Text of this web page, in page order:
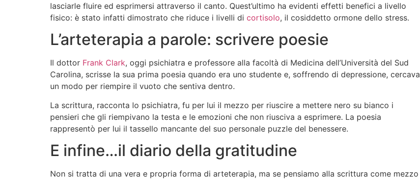
lasciarle fluire ed esprimersi attraverso il canto. Quest’ultimo ha evidenti effetti benefici a livello
fisico: è stato infatti dimostrato che riduce i livelli di cortisolo, il cosiddetto ormone dello stress.
L’arteterapia a parole: scrivere poesie
Il dottor Frank Clark, oggi psichiatra e professore alla facoltà di Medicina dell’Università del Sud
Carolina, scrisse la sua prima poesia quando era uno studente e, soffrendo di depressione, cercava
un modo per riempire il vuoto che sentiva dentro.
La scrittura, racconta lo psichiatra, fu per lui il mezzo per riuscire a mettere nero su bianco i
pensieri che gli riempivano la testa e le emozioni che non riusciva a esprimere. La poesia
rappresentò per lui il tassello mancante del suo personale puzzle del benessere.
E infine…il diario della gratitudine
Non si tratta di una vera e propria forma di arteterapia, ma se pensiamo alla scrittura come mezzo